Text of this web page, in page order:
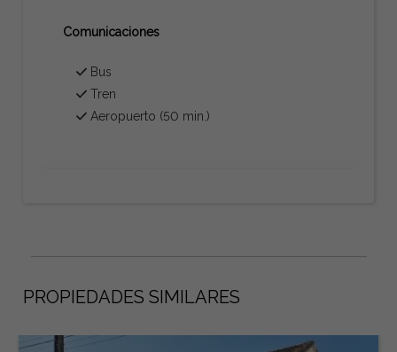
Comunicaciones
Bus
Tren
Aeropuerto (50 min.)
PROPIEDADES SIMILARES